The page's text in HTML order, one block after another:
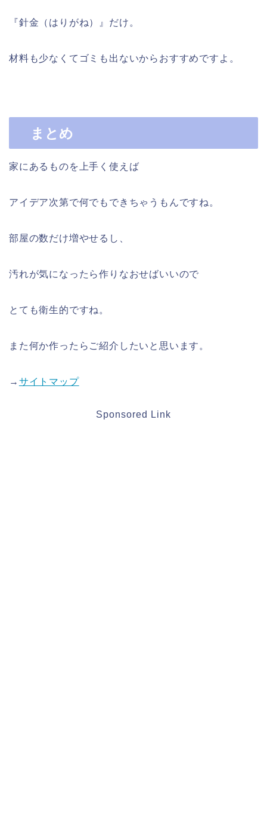
『針金（はりがね）』だけ。
材料も少なくてゴミも出ないからおすすめですよ。
まとめ
家にあるものを上手く使えば
アイデア次第で何でもできちゃうもんですね。
部屋の数だけ増やせるし、
汚れが気になったら作りなおせばいいので
とても衛生的ですね。
また何か作ったらご紹介したいと思います。
→ サイトマップ
Sponsored Link